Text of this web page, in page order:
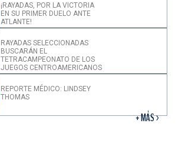
¡RAYADAS, POR LA VICTORIA
EN SU PRIMER DUELO ANTE
ATLANTE!
RAYADAS SELECCIONADAS
BUSCARÁN EL
TETRACAMPEONATO DE LOS
JUEGOS CENTROAMERICANOS
REPORTE MÉDICO: LINDSEY
THOMAS
+ MÁS >